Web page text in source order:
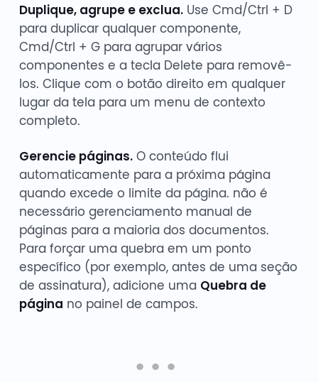
Duplique, agrupe e exclua.Use Cmd/Ctrl + D
para duplicar qualquer componente,
Cmd/Ctrl + G para agrupar vários
componentes e a tecla Delete para removê-
los. Clique com o botão direito em qualquer
lugar da tela para um menu de contexto
completo.
Gerencie páginas.O conteúdo flui
automaticamente para a próxima página
quando excede o limite da página. não é
necessário gerenciamento manual de
páginas para a maioria dos documentos.
Para forçar uma quebra em um ponto
específico (por exemplo, antes de uma seção
de assinatura), adicione uma Quebra de
página no painel de campos.